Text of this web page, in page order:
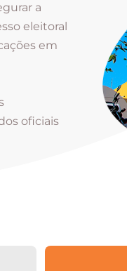
a
eleitoral
em
oficiais